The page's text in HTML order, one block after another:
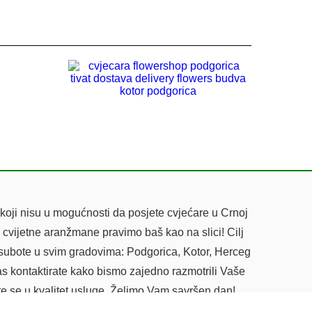
nisu u mogućnosti da posjete cvjećare u Crnoj
aranžmane pravimo baš kao na slici! Cilj
u svim gradovima: Podgorica, Kotor, Herceg
kontaktirate kako bismo zajedno razmotrili Vaše
se u kvalitet usluge. Želimo Vam savršen dan!